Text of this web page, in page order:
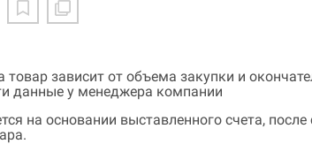
товар зависит от объема закупки и
данные у менеджера компании
на основании выставленного счета, после